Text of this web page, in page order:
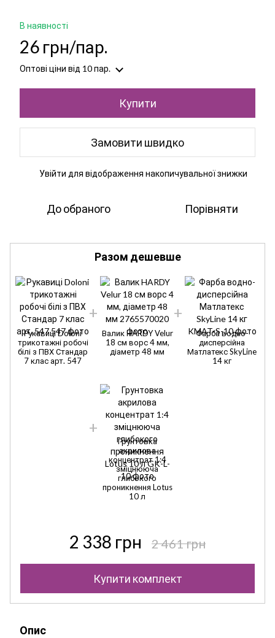
В наявності
26 грн/пар.
Оптові ціни від 10 пар.
Купити
Замовити швидко
Увійти для відображення накопичувальної знижки
До обраного Порівняти
Разом дешевше
Рукавиці Doloni
трикотажні робочі
білі з ПВХ Стандар
7 клас арт. 547
Валик HARDY Velur
18 см ворс 4 мм,
діаметр 48 мм
Фарба водно-
дисперсійна
Матлатекс SkyLine
14 кг
Грунтовка
акрилова
концентрат 1:4
зміцнююча
глибокого
проникнення Lotus
10 л
2 338 грн 2 461 грн
Купити комплект
Опис